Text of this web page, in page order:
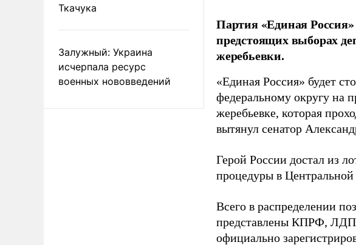
Ткачука
Залужный: Украина
исчерпала ресурс
военных нововведений
Партия «Единая Россия»
предстоящих выборах
жеребьевки.
«Единая Россия» будет
федеральному округу на
жеребьевке, которая
вытянул сенатор
Герой России достал из
процедуры в
Всего в распределении
представлены КПРФ,
официально